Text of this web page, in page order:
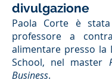
divulgazione
Paola Corte è
professore a
alimentare presso la
School, nel master
Business.